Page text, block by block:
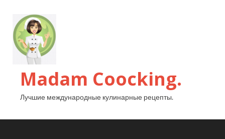
Madam Coocking.
Лучшие международные кулинарные рецепты.